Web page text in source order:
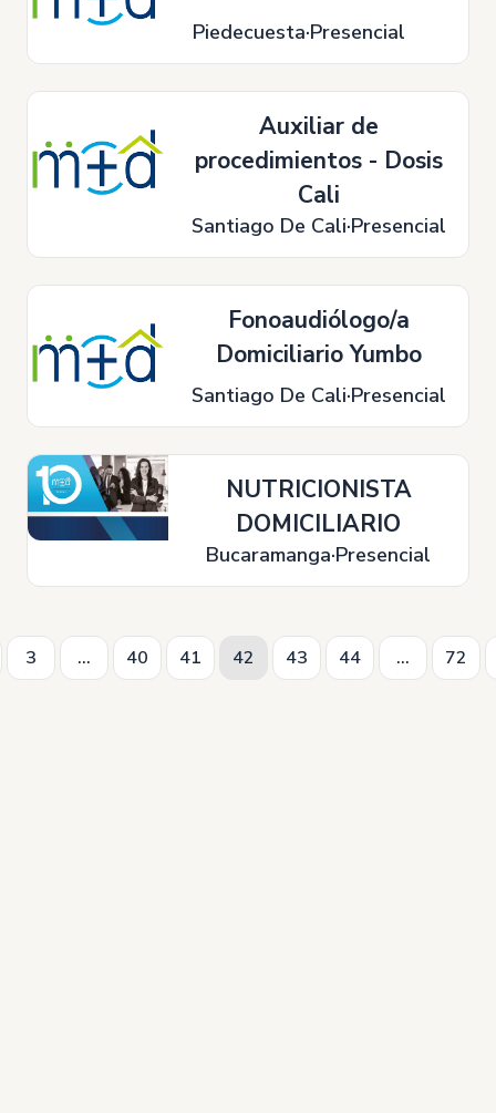
Piedecuesta Presencial
Auxiliar de
procedimientos - Dosis
Cali
Santiago De Cali Presencial
Fonoaudiólogo/a
Domiciliario Yumbo
Santiago De Cali Presencial
NUTRICIONISTA
DOMICILIARIO
Bucaramanga Presencial
3 ... 40 41 42 43 44 ... 72